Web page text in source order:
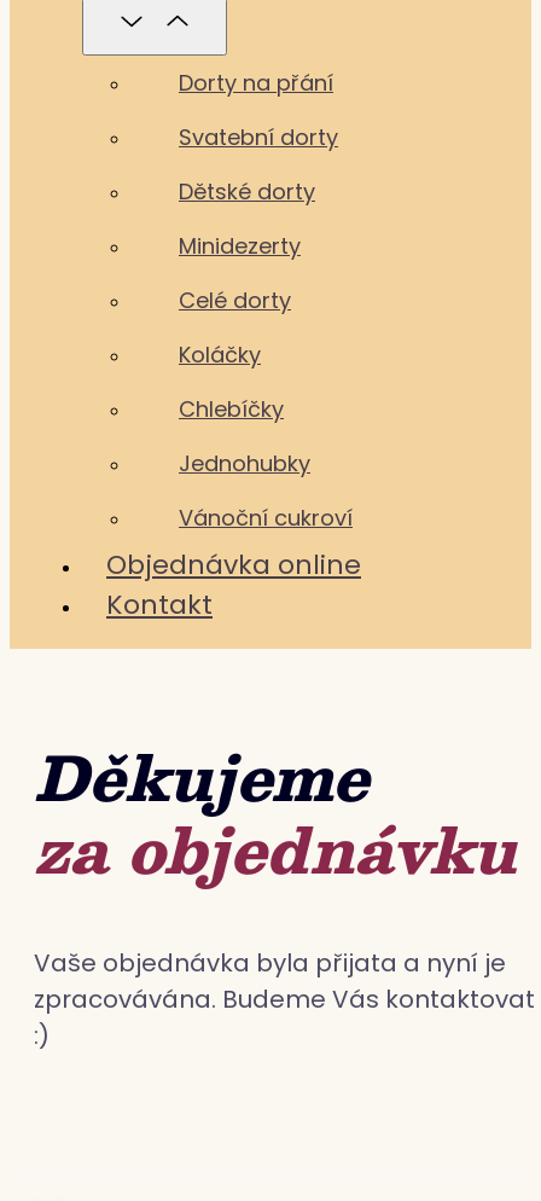
Dorty na přání
Svatební dorty
Dětské dorty
Minidezerty
Celé dorty
Koláčky
Chlebíčky
Jednohubky
Vánoční cukroví
Objednávka online
Kontakt
Děkujeme
za objednávku
Vaše objednávka byla přijata a nyní je
zpracovávána. Budeme Vás kontaktovat
:)